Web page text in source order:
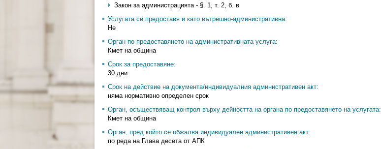
Закон за администрацията - §. 1, т. 2, б. в
Услугата се предоставя и като вътрешно-административна:
Не
Орган по предоставянето на административната услуга:
Кмет на община
Срок за предоставяне:
30 дни
Срок на действие на документа/индивидуалния административен акт:
няма нормативно определен срок
Орган, осъществяващ контрол върху дейността на органа по предоставянето на услугата:
Кмет на община
Орган, пред който се обжалва индивидуален административен акт:
по реда на Глава десета от АПК